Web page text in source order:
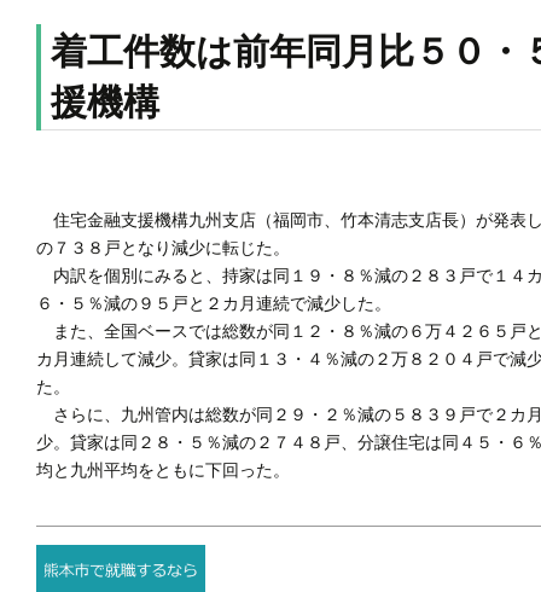
着工件数は前年同月比５０
援機構
住宅金融支援機構九州支店（福岡市、竹本清志支店長）が発表
の７３８戸となり減少に転じた。
内訳を個別にみると、持家は同１９・８％減の２８３戸で１４
６・５％減の９５戸と２カ月連続で減少した。
また、全国ベースでは総数が同１２・８％減の６万４２６５戸
カ月連続して減少。貸家は同１３・４％減の２万８２０４戸で
た。
さらに、九州管内は総数が同２９・２％減の５８３９戸で２カ
少。貸家は同２８・５％減の２７４８戸、分譲住宅は同４５・
均と九州平均をともに下回った。